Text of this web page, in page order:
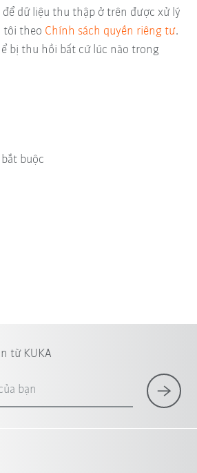
dữ liệu thu thập ở trên được xử lý
tôi theo Chính sách quyền riêng tư.
bị thu hồi bất cứ lúc nào trong
buộc
từ KUKA
bạn